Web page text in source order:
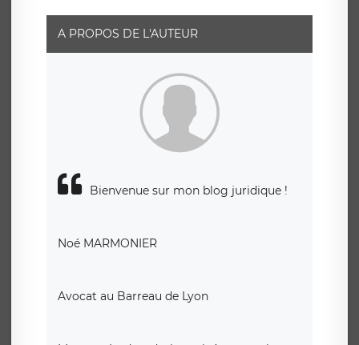
rue Léopold Sédar Senghor, joignable à l’adresse mail :
responsabledetraitement@legavox.fr. Vous avez
également le droit d’introduire une réclamation auprès
d’une autorité de contrôle.
A PROPOS DE L'AUTEUR
Bienvenue sur mon blog juridique !
Noé MARMONIER
Avocat au Barreau de Lyon